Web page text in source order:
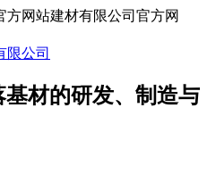
方网站建材有限公司官方网
材的研发、制造与